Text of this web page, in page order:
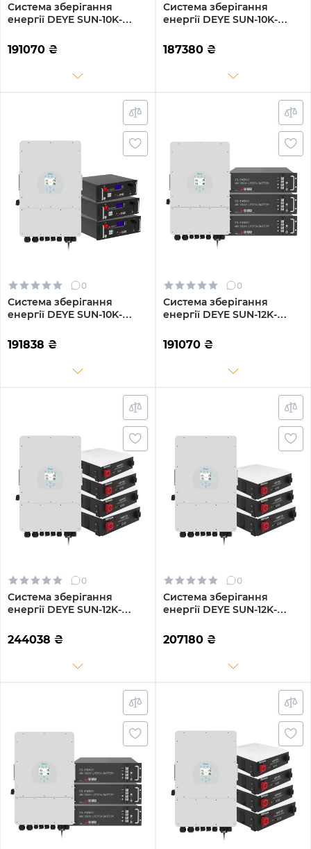
Система зберігання
енергії DEYE SUN-10K-
LFP-W 10kW 15.36kWh
3BAT LiFePO4 6500 циклів
191070 ₴
Система зберігання
енергії DEYE SUN-10K-
10kW 14.4kWh 3BAT
LiFePO4 6500 циклів
187380 ₴
0
Система зберігання
енергії DEYE SUN-10K-
10kW 15.36kWh 3BAT
LiFePO4 6500 циклів
191838 ₴
0
Система зберігання
енергії DEYE SUN-12K-
LFP 12kW 14.4kWh 3BAT
LiFePO4 6500 циклів
191070 ₴
0
Система зберігання
енергії DEYE SUN-12K-
LFP-W 12kW 19.2kWh 4BAT
LiFePO4 6000 циклів
244038 ₴
0
Система зберігання
енергії DEYE SUN-12K-
W 12kW 14.4kWh 3BAT
LiFePO4 6000 циклів
207180 ₴